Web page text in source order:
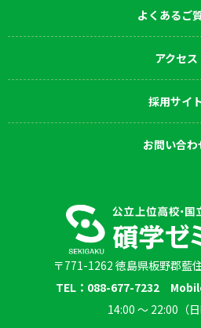
よくあるご
アクセス
採用サイ
お問い合わ
〒771-1262 徳島県板野郡藍
TEL：088-677-7232
14:00 〜 22:00（日